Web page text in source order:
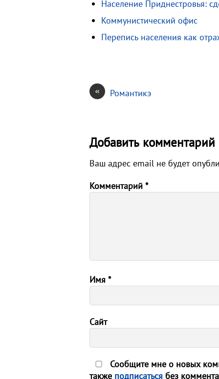
k
т
Население Приднестровья:
Коммунистический офис
Перепись населения как
« Романтикэ
Добавить комментарий
Ваш адрес email не будет
Комментарий *
Имя *
Сайт
Сообщите мне о новых
также подписаться без